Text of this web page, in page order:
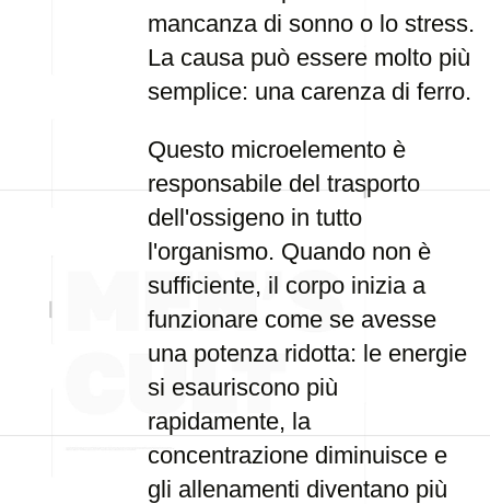
mancanza di sonno o lo stress.
La causa può essere molto più
semplice: una carenza di ferro.
Questo microelemento è
responsabile del trasporto
dell'ossigeno in tutto
l'organismo. Quando non è
sufficiente, il corpo inizia a
funzionare come se avesse
una potenza ridotta: le energie
si esauriscono più
rapidamente, la
concentrazione diminuisce e
gli allenamenti diventano più